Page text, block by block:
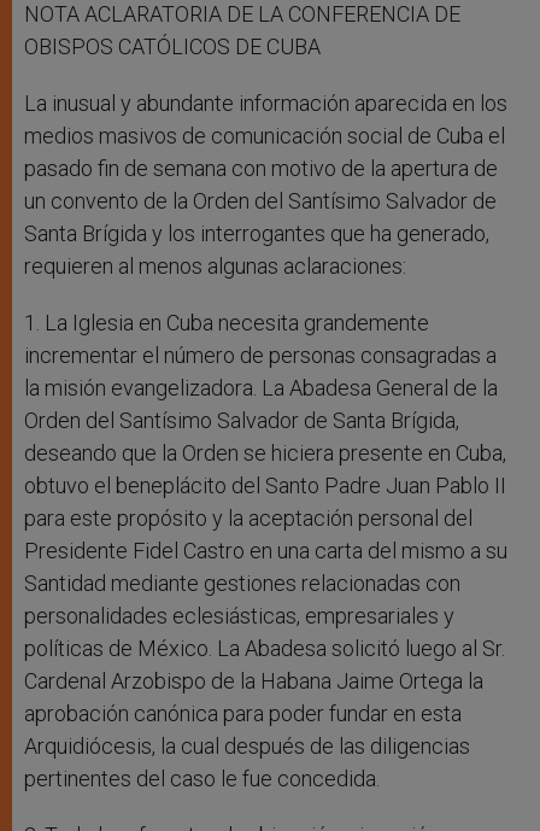
NOTA ACLARATORIA DE LA CONFERENCIA DE
OBISPOS CATÓLICOS DE CUBA
La inusual y abundante información aparecida en los
medios masivos de comunicación social de Cuba el
pasado fin de semana con motivo de la apertura de
un convento de la Orden del Santísimo Salvador de
Santa Brígida y los interrogantes que ha generado,
requieren al menos algunas aclaraciones:
1. La Iglesia en Cuba necesita grandemente
incrementar el número de personas consagradas a
la misión evangelizadora. La Abadesa General de la
Orden del Santísimo Salvador de Santa Brígida,
deseando que la Orden se hiciera presente en Cuba,
obtuvo el beneplácito del Santo Padre Juan Pablo II
para este propósito y la aceptación personal del
Presidente Fidel Castro en una carta del mismo a su
Santidad mediante gestiones relacionadas con
personalidades eclesiásticas, empresariales y
políticas de México. La Abadesa solicitó luego al Sr.
Cardenal Arzobispo de la Habana Jaime Ortega la
aprobación canónica para poder fundar en esta
Arquidiócesis, la cual después de las diligencias
pertinentes del caso le fue concedida.